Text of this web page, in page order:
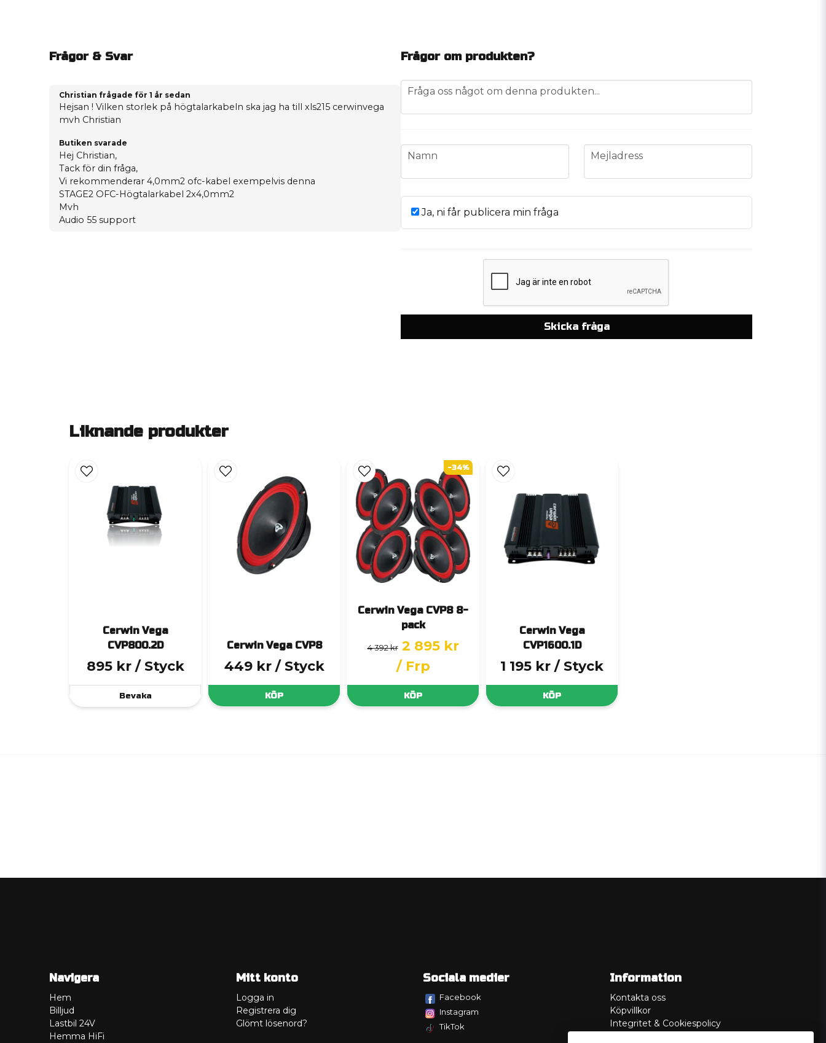
Frågor & Svar
Christian frågade för 1 år sedan
Hejsan ! Vilken storlek på högtalarkabeln ska jag ha till xls215 cerwinvega
mvh Christian
Butiken svarade
Hej Christian,
Tack för din fråga,
Vi rekommenderar 4,0mm2 ofc-kabel exempelvis denna
STAGE2 OFC-Högtalarkabel 2x4,0mm2
Mvh
Audio 55 support
Frågor om produkten?
question
Fråga oss något om denna produkten...
name
Namn email
Mejladress
Ja, ni får publicera min fråga
Skicka fråga
Liknande produkter
Cerwin Vega
CVP800.2D
895 kr / Styck
Bevaka
Cerwin Vega CVP8
449 kr / Styck
KÖP
Cerwin Vega CVP8 8-
pack
4 392 kr 2 895 kr
/ Frp
KÖP
-34%
Cerwin Vega
CVP1600.1D
1 195 kr / Styck
KÖP
Navigera
Hem
Billjud
Lastbil 24V
Hemma HiFi
Mitt konto
Logga in
Registrera dig
Glömt lösenord?
Sociala medier
Facebook
Instagram
TikTok
Information
Kontakta oss
Köpvillkor
Integritet & Cookiespolicy